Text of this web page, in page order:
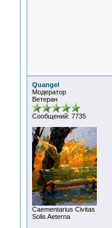
Quangel
Модератор
Ветеран
Сообщений: 7735
Сaementarius Civitas
Solis Aeterna